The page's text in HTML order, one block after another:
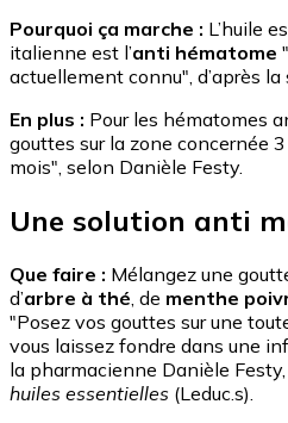
Pourquoi ça marche : L’huile
italienne est l’anti hématome
actuellement connu", d’après
En plus : Pour les hématomes
gouttes sur la zone concernée
mois", selon Danièle Festy.
Une solution anti
Que faire : Mélangez une
d’arbre à thé, de menthe
"Posez vos gouttes sur une
vous laissez fondre dans une
la pharmacienne Danièle Festy,
huiles essentielles (Leduc.s).